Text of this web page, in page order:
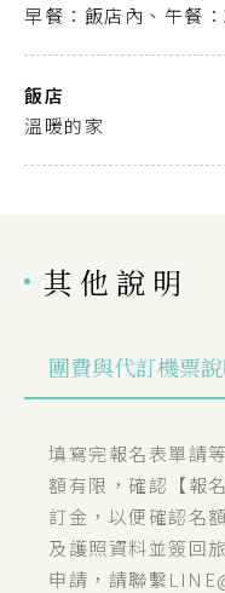
早餐：飯店內、午餐
飯店
溫暖的家
其他說明
團費與代訂機票
填寫完報名表單請
額有限，確認【報
訂金，以便確認名
及護照資料並簽回
申請，請聯繫